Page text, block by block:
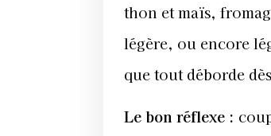
thon et maïs,
légère, ou encore
que tout déborde
Le bon réflexe :